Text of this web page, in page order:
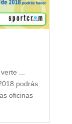
...
podrás
oficinas